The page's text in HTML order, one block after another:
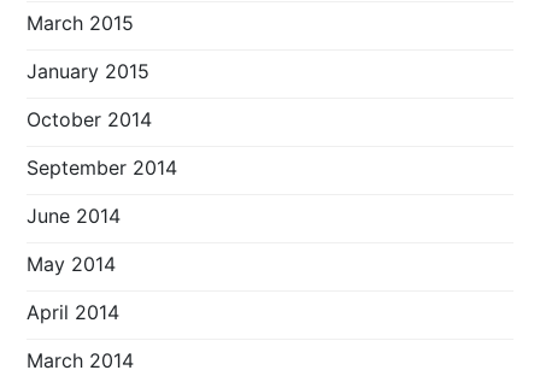
March 2015
January 2015
October 2014
September 2014
June 2014
May 2014
April 2014
March 2014